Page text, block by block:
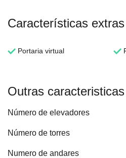
Características extras
Portaria virtual
Outras caracteristicas
Número de elevadores
Número de torres
Numero de andares